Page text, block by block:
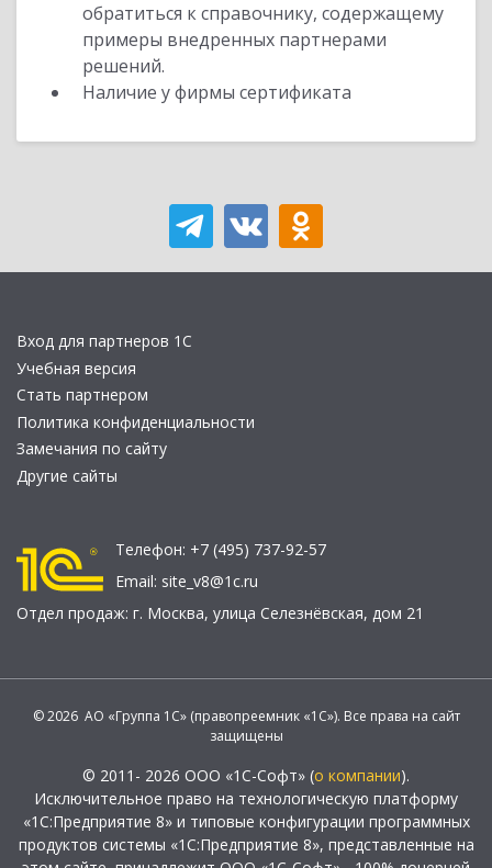
обратиться к справочнику, содержащему
примеры внедренных партнерами
решений.
Наличие у фирмы сертификата
Вход для партнеров 1С
Учебная версия
Стать партнером
Политика конфиденциальности
Замечания по сайту
Другие сайты
Телефон: +7 (495) 737-92-57
Email: site_v8@1c.ru
Отдел продаж: г. Москва, улица Селезнёвская, дом 21
© 2026 АО «Группа 1С» (правопреемник «1С»). Все права на сайт
защищены
© 2011- 2026 ООО «1С-Софт» (о компании).
Исключительное право на технологическую платформу
«1С:Предприятие 8» и типовые конфигурации программных
продуктов системы «1С:Предприятие 8», представленные на